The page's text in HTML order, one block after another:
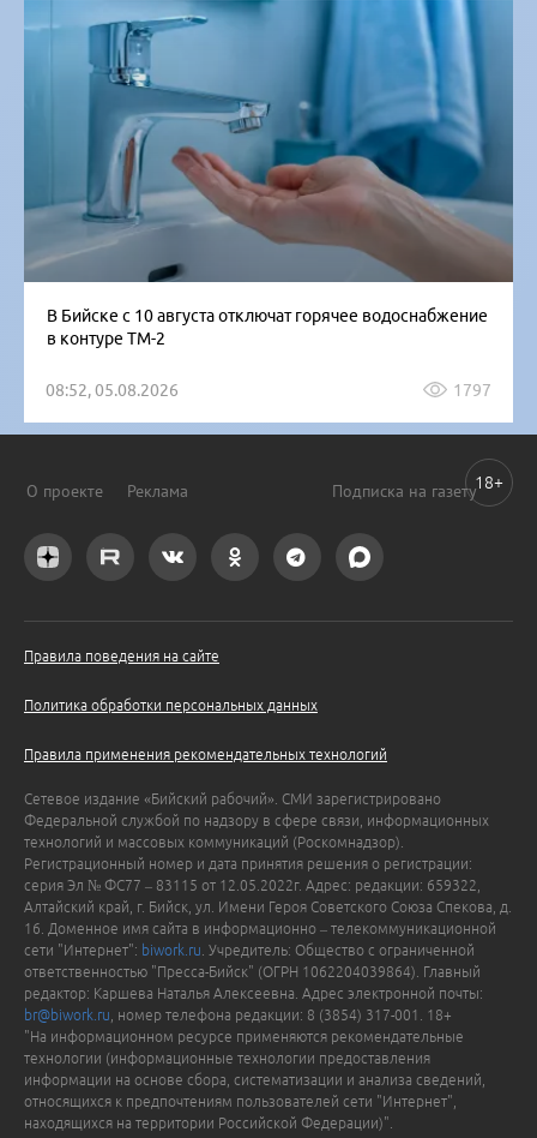
В Бийске с 10 августа отключат горячее водоснабжение
в контуре ТМ-2
08:52, 05.08.2026 1797
О проекте Реклама Подписка на газету
Правила поведения на сайте
Политика обработки персональных данных
Правила применения рекомендательных технологий
Сетевое издание «Бийский рабочий». СМИ зарегистрировано
Федеральной службой по надзору в сфере связи, информационных
технологий и массовых коммуникаций (Роскомнадзор).
Регистрационный номер и дата принятия решения о регистрации:
серия Эл № ФС77 – 83115 от 12.05.2022г. Адрес: редакции: 659322,
Алтайский край, г. Бийск, ул. Имени Героя Советского Союза Спекова, д.
16. Доменное имя сайта в информационно – телекоммуникационной
сети "Интернет": biwork.ru . Учредитель: Общество с ограниченной
ответственностью "Пресса-Бийск" (ОГРН 1062204039864). Главный
редактор: Каршева Наталья Алексеевна. Адрес электронной почты:
br@biwork.ru , номер телефона редакции: 8 (3854) 317-001. 18+
"На информационном ресурсе применяются рекомендательные
технологии (информационные технологии предоставления
информации на основе сбора, систематизации и анализа сведений,
относящихся к предпочтениям пользователей сети "Интернет",
находящихся на территории Российской Федерации)".
18+